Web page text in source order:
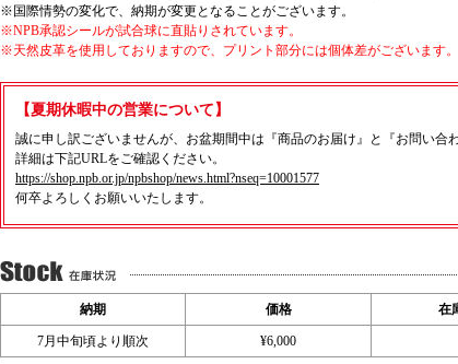
※国際情勢の変化で、納期が変更となることがございます。
※NPB承認シールが試合球に直貼りされています。
※天然皮革を使用しておりますので、プリント部分には個体差がございます。
【夏期休暇中の営業について】
誠に申し訳ございませんが、お盆期間中は『商品のお届け』と『お問い合
詳細は下記URLをご確認ください。
https://shop.npb.or.jp/npbshop/news.html?nseq=10001577
何卒よろしくお願いいたします。
納期 価格 在
7月中旬頃より順次 ¥6,000